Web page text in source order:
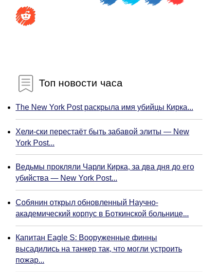
Топ новости часа
The New York Post раскрыла имя убийцы Кирка...
Хели-ски перестаёт быть забавой элиты — New
York Post...
Ведьмы прокляли Чарли Кирка, за два дня до его
убийства — New York Post...
Собянин открыл обновленный Научно-
академический корпус в Боткинской больнице...
Капитан Eagle S: Вооруженные финны
высадились на танкер так, что могли устроить
пожар...